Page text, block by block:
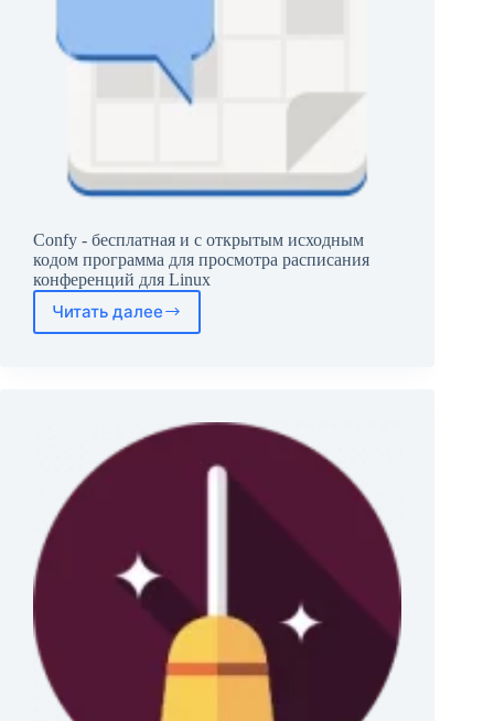
Confy - бесплатная и с открытым исходным
кодом программа для просмотра расписания
конференций для Linux
Читать далее
Confy